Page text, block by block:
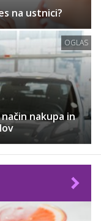
na ustnici?
OGLAS
nakupa in